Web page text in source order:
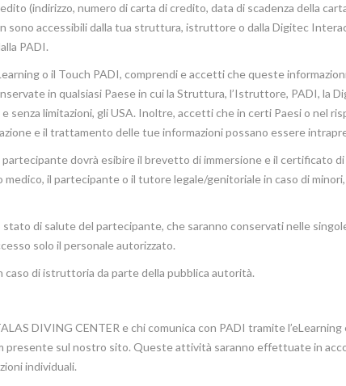
(indirizzo, numero di carta di credito, data di scadenza della
sono accessibili dalla tua struttura, istruttore o dalla Digitec
PADI.
o il Touch PADI, comprendi e accetti che queste
in qualsiasi Paese in cui la Struttura, l’Istruttore, PADI, la
senza limitazioni, gli USA. Inoltre, accetti che in certi Paesi o nel
e il trattamento delle tue informazioni possano essere
dovrà esibire il brevetto di immersione e il certificato
il partecipante o il tutore legale/genitoriale in caso di
di salute del partecipante, che saranno conservati nelle
solo il personale autorizzato.
caso di istruttoria da parte della pubblica autorità.
DIVING CENTER e chi comunica con PADI tramite l’eLearning
presente sul nostro sito. Queste attività saranno effettuate in
individuali.